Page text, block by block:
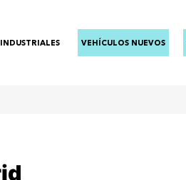
VEHÍCULOS NUEVOS